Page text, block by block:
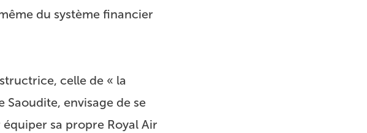
du système financier
celle de « la
Saoudite, envisage de se
sa propre Royal Air